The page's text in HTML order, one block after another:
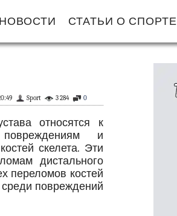
НОВОСТИ СТАТЬИ О СПОРТЕ
0
3 284
Sport
относятся к
и
скелета. Эти
дистального
переломов костей
повреждений